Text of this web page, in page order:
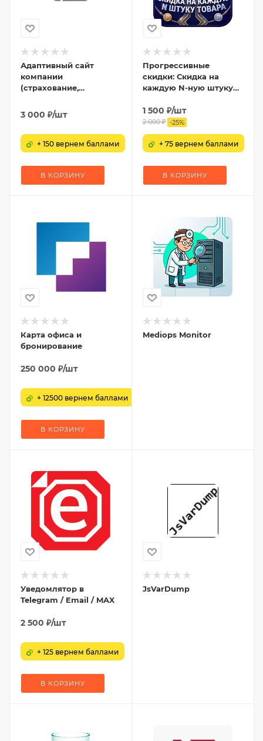
Адаптивный сайт
компании
(страхование,
юридические услуги,
бухгалтерские услуги)
3 000 ₽/шт
+ 150 вернем баллами
В КОРЗИНУ
Прогрессивные
скидки: Скидка на
каждую N-ную штуку
1 500 ₽/шт
2 000₽ -25%
+ 75 вернем баллами
В КОРЗИНУ
Карта офиса и
бронирование
250 000 ₽/шт
+ 12500 вернем баллами
В КОРЗИНУ
Mediops Monitor
Уведомлятор в
Telegram / Email / MAX
2 500 ₽/шт
+ 125 вернем баллами
В КОРЗИНУ
JsVarDump